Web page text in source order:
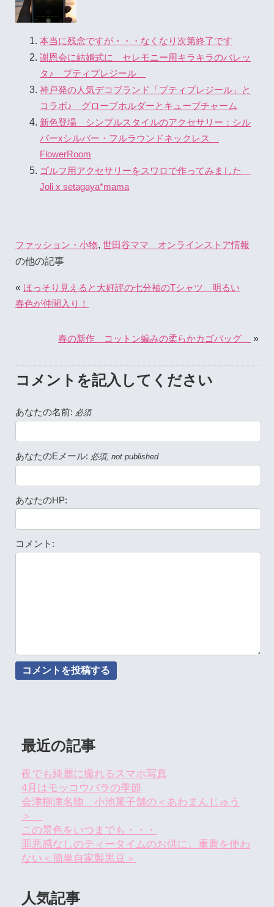
本当に残念ですが・・・なくなり次第終了です
謝恩会に結婚式に セレモニー用キラキラのバレッ
タ♪ プティプレジール
神戸発の人気デコブランド「プティプレジール」と
コラボ♪ グローブホルダーとキューブチャーム
新色登場 シンプルスタイルのアクセサリー：シル
バーxシルバー・フルラウンドネックレス
FlowerRoom
ゴルフ用アクセサリーをスワロで作ってみました
Joli x setagaya*mama
ファッション・小物, 世田谷ママ オンラインストア情報
の他の記事
« ほっそり見えると大好評の七分袖のTシャツ 明るい
春色が仲間入り！
春の新作 コットン編みの柔らかカゴバッグ »
コメントを記入してください
あなたの名前: 必須
あなたのEメール: 必須, not published
あなたのHP:
コメント:
最近の記事
夜でも綺麗に撮れるスマホ写真
4月はモッコウバラの季節
会津柳津名物 小池菓子舗の＜あわまんじゅう
＞
この景色をいつまでも・・・
罪悪感なしのティータイムのお供に。重曹を使わ
ない＜簡単自家製黒豆＞
人気記事